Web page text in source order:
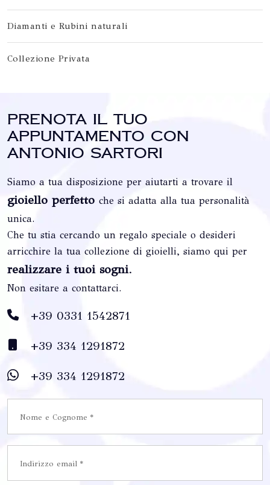
Diamanti e Rubini naturali
Collezione Privata
Prenota il tuo
appuntamento con
Antonio Sartori
Siamo a tua disposizione per aiutarti a trovare il
gioiello perfetto che si adatta alla tua personalità
unica.
Che tu stia cercando un regalo speciale o desideri
arricchire la tua collezione di gioielli, siamo qui per
realizzare i tuoi sogni.
Non esitare a contattarci.
+39 0331 1542871
+39 334 1291872
+39 334 1291872